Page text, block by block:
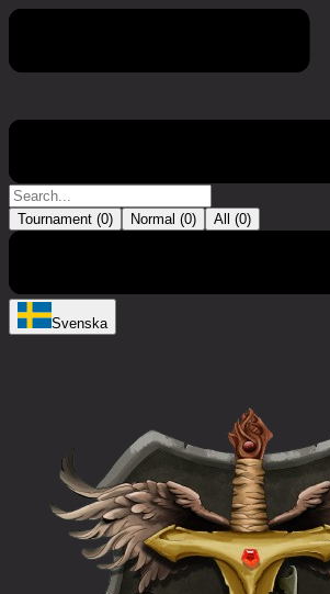
Svenska
Turnering
Tournament (0) Normal (0) All (0)